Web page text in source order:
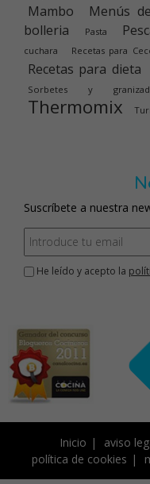
Mambo Menús
bolleria
Pasta
cuchara
Recetas para
Recetas para dieta
Sorbetes y
Thermomix
Suscríbete a nuestra
He leído y acepto la
Inicio aviso
política de cookies